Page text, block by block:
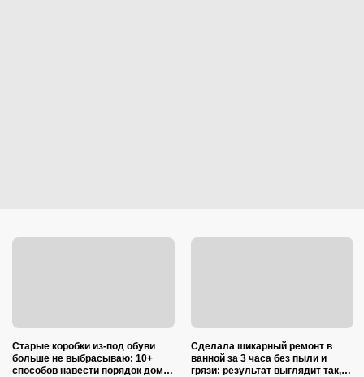
Старые коробки из-под обуви
больше не выбрасываю: 10+
способов навести порядок дома
Сделала шикарный ремонт в
ванной за 3 часа без пыли и
грязи: результат выглядит так,